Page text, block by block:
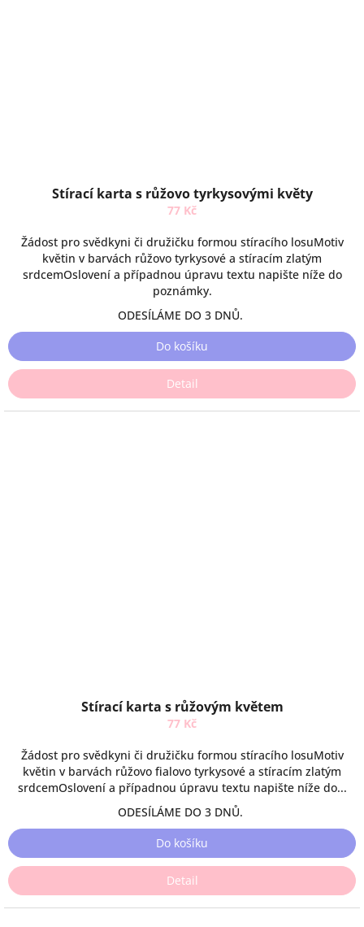
Stírací karta s růžovo tyrkysovými květy
77 Kč
Žádost pro svědkyni či družičku formou stíracího losuMotiv
květin v barvách růžovo tyrkysové a stíracím zlatým
srdcemOslovení a případnou úpravu textu napište níže do
poznámky.
ODESÍLÁME DO 3 DNŮ.
Do košíku
Detail
Stírací karta s růžovým květem
77 Kč
Žádost pro svědkyni či družičku formou stíracího losuMotiv
květin v barvách růžovo fialovo tyrkysové a stíracím zlatým
srdcemOslovení a případnou úpravu textu napište níže do...
ODESÍLÁME DO 3 DNŮ.
Do košíku
Detail